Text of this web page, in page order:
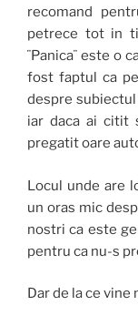
recomand
petrece tot in
¨Panica¨ este o
fost faptul ca
despre
iar daca ai citit
pregatit oare
Locul unde are
un oras mic
nostri ca este
pentru ca nu-s
Dar de la ce